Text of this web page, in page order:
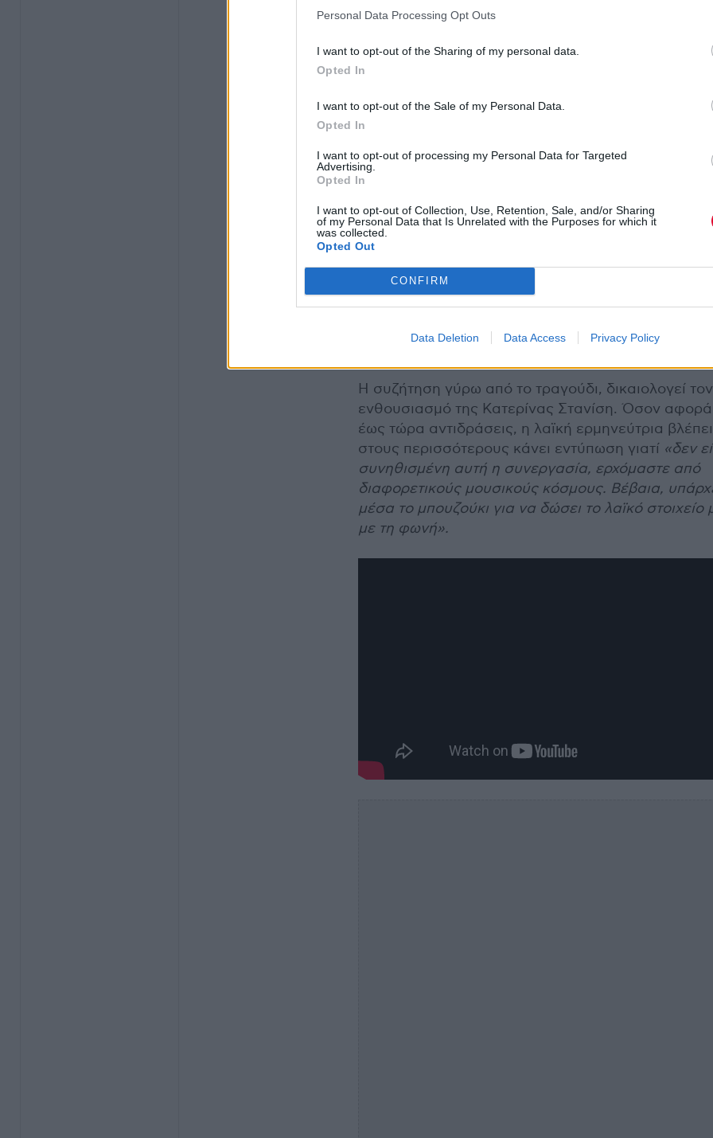
Personal Data Processing Opt Outs
I want to opt-out of the Sharing of my personal data.
Opted In
I want to opt-out of the Sale of my Personal Data.
Opted In
I want to opt-out of processing my Personal Data for Targeted
Advertising.
Opted In
I want to opt-out of Collection, Use, Retention, Sale, and/or Sharing
of my Personal Data that Is Unrelated with the Purposes for which it
was collected.
Opted Out
CONFIRM
Data Deletion Data Access Privacy Policy
Η συζήτηση γύρω από το τραγούδι, δικαιολογεί τον
ενθουσιασμό της Κατερίνας Στανίση. Όσον αφορά
έως τώρα αντιδράσεις, η λαϊκή ερμηνεύτρια
στους περισσότερους κάνει εντύπωση γιατί «δεν
συνηθισμένη αυτή η συνεργασία, ερχόμαστε από
διαφορετικούς μουσικούς κόσμους. Βέβαια,
μέσα το μπουζούκι για να δώσει το λαϊκό στοιχείο
με τη φωνή».